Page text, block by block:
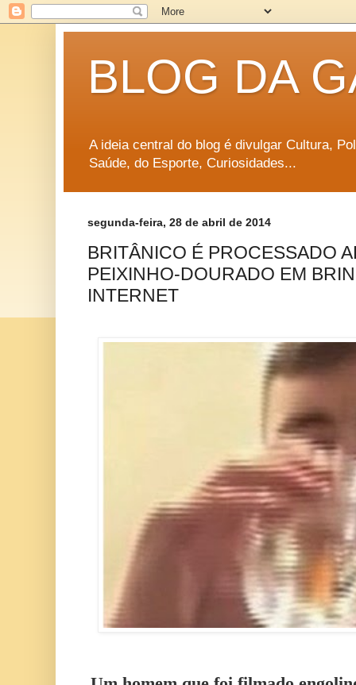
BLOG DA
A ideia central do blog é divulgar Cultura,
Saúde, do Esporte, Curiosidades...
segunda-feira, 28 de abril de 2014
BRITÂNICO É PROCESSADO
PEIXINHO-DOURADO EM
INTERNET